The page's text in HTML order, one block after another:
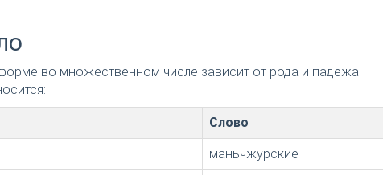
во множественном числе зависит от рода и падежа
Слово
маньчжурские